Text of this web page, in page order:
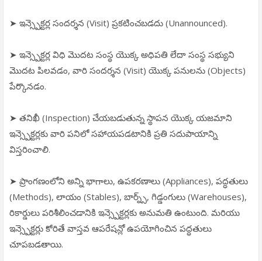
➤ ఇన్స్పెక్టర్ల సందర్శన (Visit) ప్రకటించబడదు (Unannounced).
➤ ఇన్స్పెక్టర్ల విధి మొదట సంస్థ యొక్క అధిపతి లేదా సంస్థ సభ్యుని
మొదట పిలవడం, వారి సందర్శన (Visit) యొక్క పనులను (Objects)
పేర్కొనడం.
➤ తనిఖీ (Inspection) చేయబడుతున్న స్థాపన యొక్క యజమాని
ఇన్స్పెక్టర్లకు వారి పనిలో సహాయపడటానికి ప్రతి సదుపాయాన్ని
విస్తరించాలి.
➤ ప్రాంగణంలోని అన్ని భాగాలు, ఉపకరణాలు (Appliances), పద్ధతులు
(Methods), లాయం (Stables), బార్న్స్, గిడ్డంగులు (Warehouses),
రికార్డులు పరిశీలించడానికి ఇన్స్పెక్టర్లకు అనుమతి ఉంటుంది. మరియు
ఇన్స్పెక్టర్లు కోరితే వాస్తవ ఆపరేషన్లో ఉపయోగించిన పద్ధతులు
చూపబడతాయి.